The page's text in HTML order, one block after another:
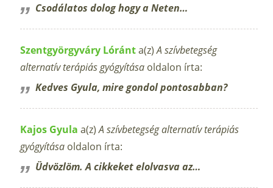
Csodálatos dolog hogy a Neten…
Szentgyörgyváry Lóránta(z)A szívbetegség
alternatív terápiás gyógyítása oldalon írta:
Kedves Gyula, mire gondol pontosabban?
Kajos Gyula a(z)A szívbetegség alternatív terápiás
gyógyítása oldalon írta:
Üdvözlöm. A cikkeket elolvasva az…